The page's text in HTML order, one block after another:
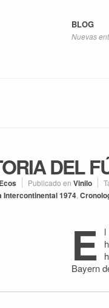
BLOG
Nuevas
DEL
Publicado en Vinilo
Intercontinental 1974,
E
l
Bayern